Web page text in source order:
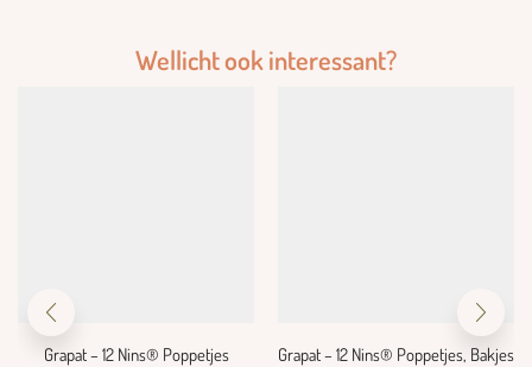
Wellicht ook interessant?
Grapat – 12 Nins® Poppetjes
Grapat – 12 Nins® Poppetjes, Bakjes